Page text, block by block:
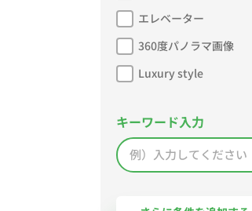
エレベーター
360度パノラマ画像
Luxury style
キーワード入力